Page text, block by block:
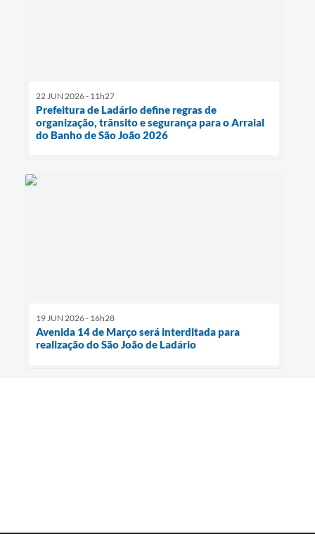
22 JUN 2026 - 11h27
Prefeitura de Ladário define regras de
organização, trânsito e segurança para o Arraial
do Banho de São João 2026
19 JUN 2026 - 16h28
Avenida 14 de Março será interditada para
realização do São João de Ladário